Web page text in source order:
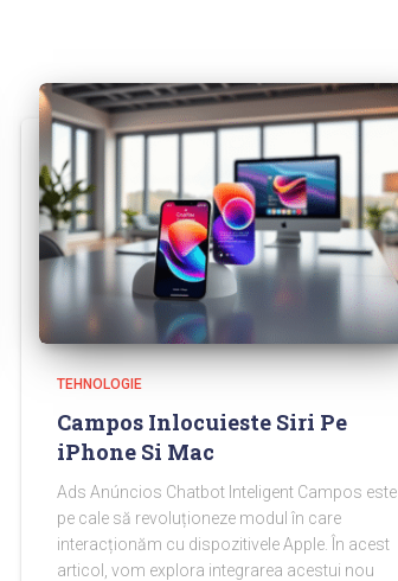
TEHNOLOGIE
Campos Inlocuieste Siri Pe
iPhone Si Mac
Ads Anúncios Chatbot Inteligent Campos este
pe cale să revoluționeze modul în care
interacționăm cu dispozitivele Apple. În acest
articol, vom explora integrarea acestui nou